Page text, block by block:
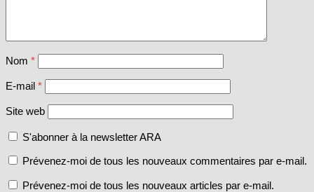
Nom *
E-mail *
Site web
S'abonner à la newsletter ARA
Prévenez-moi de tous les nouveaux commentaires par e-mail.
Prévenez-moi de tous les nouveaux articles par e-mail.